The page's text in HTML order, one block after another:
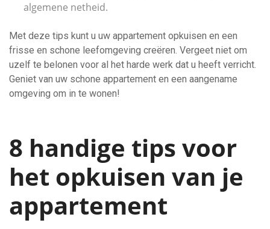
algemene netheid.
Met deze tips kunt u uw appartement opkuisen en een
frisse en schone leefomgeving creëren. Vergeet niet om
uzelf te belonen voor al het harde werk dat u heeft verricht.
Geniet van uw schone appartement en een aangename
omgeving om in te wonen!
8 handige tips voor
het opkuisen van je
appartement